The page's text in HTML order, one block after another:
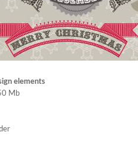
elements
Mb